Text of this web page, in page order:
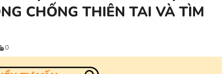
CHỐNG THIÊN TAI VÀ TÌM
0